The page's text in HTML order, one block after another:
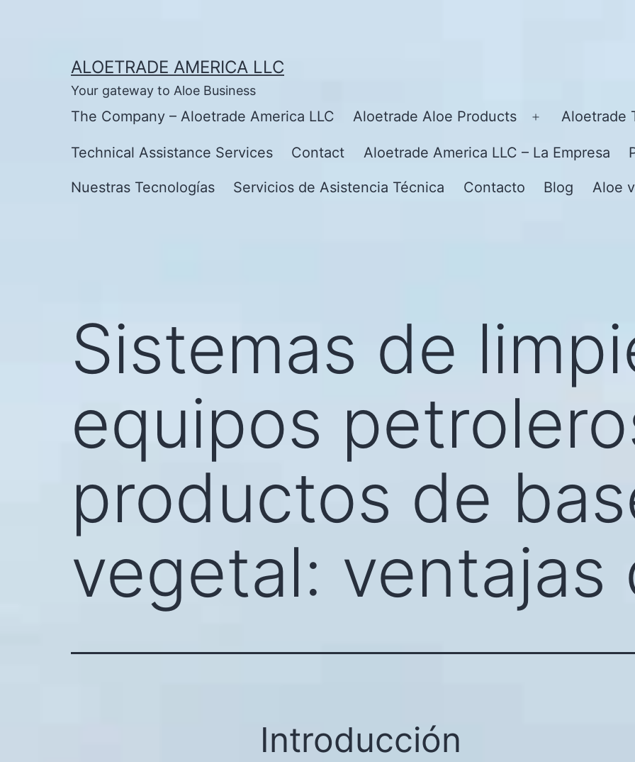
ALOETRADE AMERICA LLC
Your gateway to Aloe Business
The Company – Aloetrade America LLC Aloetrade Aloe Products
Open
menu
Aloetrade
Technical Assistance Services Contact Aloetrade America LLC – La Empresa
Nuestras Tecnologías Servicios de Asistencia Técnica Contacto Blog Aloe
Sistemas de
equipos
productos de
vegetal: ventajas
Introducción